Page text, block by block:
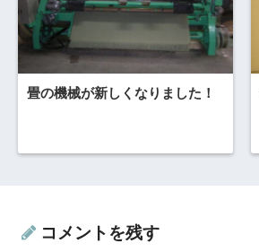
畳の機械が新しくなりました！
コメントを残す